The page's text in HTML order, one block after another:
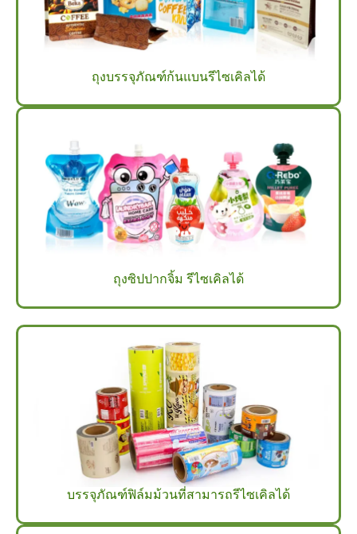
ถุงบรรจุภัณฑ์ก้นแบนรีไซเคิลได้
ถุงซิปปากจิ้ม รีไซเคิลได้
บรรจุภัณฑ์ฟิล์มม้วนที่สามารถรีไซเคิลได้